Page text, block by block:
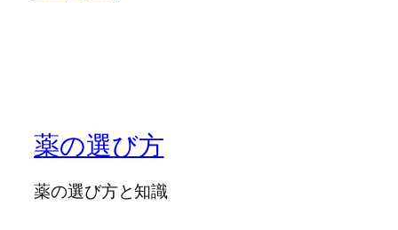
薬の選び方
薬の選び方と知識